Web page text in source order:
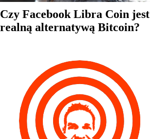
Czy Facebook Libra Coin jest
realną alternatywą Bitcoin?